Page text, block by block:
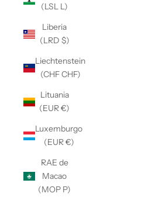
(LSL L)
Liberia
(LRD $)
Liechtenstein
(CHF CHF)
Lituania
(EUR €)
Luxemburgo
(EUR €)
RAE de
Macao
(MOP P)